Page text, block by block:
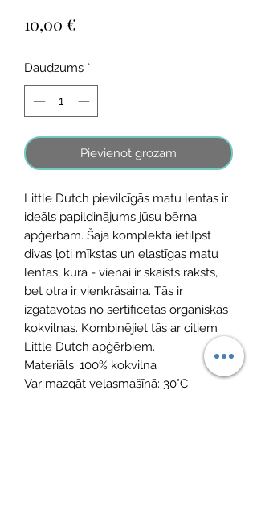
10,00 €
Daudzums *
Pievienot grozam
Little Dutch pievilcīgās matu lentas ir
ideāls papildinājums jūsu bērna
apģērbam. Šajā komplektā ietilpst
divas ļoti mīkstas un elastīgas matu
lentas, kurā - vienai ir skaists raksts,
bet otra ir vienkrāsaina. Tās ir
izgatavotas no sertificētas organiskās
kokvilnas. Kombinējiet tās ar citiem
Little Dutch apģērbiem.
Materiāls: 100% kokvilna
Var mazgāt veļasmašīnā: 30°C